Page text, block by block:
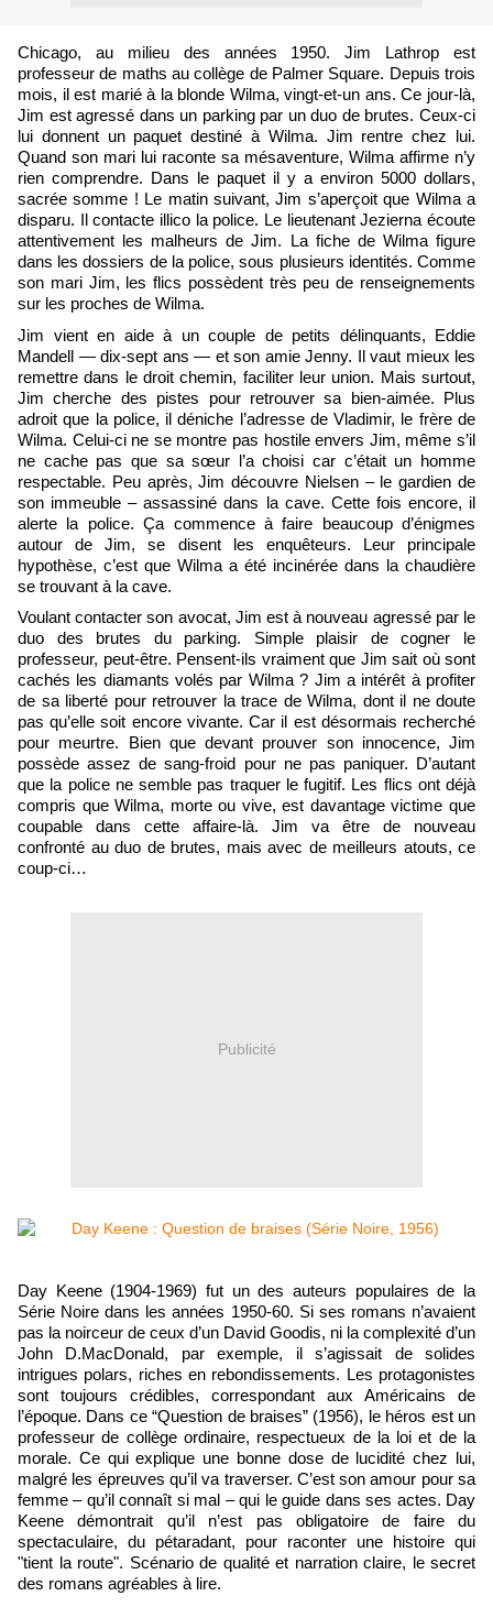
Chicago, au milieu des années 1950. Jim Lathrop est
professeur de maths au collège de Palmer Square. Depuis trois
mois, il est marié à la blonde Wilma, vingt-et-un ans. Ce jour-là,
Jim est agressé dans un parking par un duo de brutes. Ceux-ci
lui donnent un paquet destiné à Wilma. Jim rentre chez lui.
Quand son mari lui raconte sa mésaventure, Wilma affirme n’y
rien comprendre. Dans le paquet il y a environ 5000 dollars,
sacrée somme ! Le matin suivant, Jim s’aperçoit que Wilma a
disparu. Il contacte illico la police. Le lieutenant Jezierna écoute
attentivement les malheurs de Jim. La fiche de Wilma figure
dans les dossiers de la police, sous plusieurs identités. Comme
son mari Jim, les flics possèdent très peu de renseignements
sur les proches de Wilma.
Jim vient en aide à un couple de petits délinquants, Eddie
Mandell — dix-sept ans — et son amie Jenny. Il vaut mieux les
remettre dans le droit chemin, faciliter leur union. Mais surtout,
Jim cherche des pistes pour retrouver sa bien-aimée. Plus
adroit que la police, il déniche l’adresse de Vladimir, le frère de
Wilma. Celui-ci ne se montre pas hostile envers Jim, même s’il
ne cache pas que sa sœur l’a choisi car c’était un homme
respectable. Peu après, Jim découvre Nielsen – le gardien de
son immeuble – assassiné dans la cave. Cette fois encore, il
alerte la police. Ça commence à faire beaucoup d’énigmes
autour de Jim, se disent les enquêteurs. Leur principale
hypothèse, c’est que Wilma a été incinérée dans la chaudière
se trouvant à la cave.
Voulant contacter son avocat, Jim est à nouveau agressé par le
duo des brutes du parking. Simple plaisir de cogner le
professeur, peut-être. Pensent-ils vraiment que Jim sait où sont
cachés les diamants volés par Wilma ? Jim a intérêt à profiter
de sa liberté pour retrouver la trace de Wilma, dont il ne doute
pas qu’elle soit encore vivante. Car il est désormais recherché
pour meurtre. Bien que devant prouver son innocence, Jim
possède assez de sang-froid pour ne pas paniquer. D’autant
que la police ne semble pas traquer le fugitif. Les flics ont déjà
compris que Wilma, morte ou vive, est davantage victime que
coupable dans cette affaire-là. Jim va être de nouveau
confronté au duo de brutes, mais avec de meilleurs atouts, ce
coup-ci…
Publicité
Day Keene (1904-1969) fut un des auteurs populaires de la
Série Noire dans les années 1950-60. Si ses romans n’avaient
pas la noirceur de ceux d’un David Goodis, ni la complexité d’un
John D.MacDonald, par exemple, il s’agissait de solides
intrigues polars, riches en rebondissements. Les protagonistes
sont toujours crédibles, correspondant aux Américains de
l’époque. Dans ce “Question de braises” (1956), le héros est un
professeur de collège ordinaire, respectueux de la loi et de la
morale. Ce qui explique une bonne dose de lucidité chez lui,
malgré les épreuves qu’il va traverser. C’est son amour pour sa
femme – qu’il connaît si mal – qui le guide dans ses actes. Day
Keene démontrait qu’il n’est pas obligatoire de faire du
spectaculaire, du pétaradant, pour raconter une histoire qui
"tient la route". Scénario de qualité et narration claire, le secret
des romans agréables à lire.